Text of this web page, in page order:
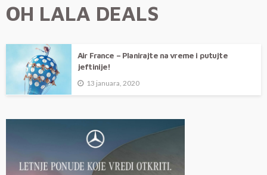
OH LALA DEALS
Air France – Planirajte na vreme i putujte
jeftinije!
13 januara, 2020